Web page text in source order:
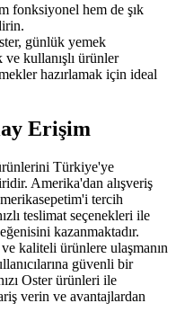
fonksiyonel hem de şık
günlük yemek
ve kullanışlı ürünler
hazırlamak için ideal
Erişim
Türkiye'ye
Amerika'dan alışveriş
tercih
teslimat seçenekleri ile
kazanmaktadır.
kaliteli ürünlere ulaşmanın
güvenli bir
Oster ürünleri ile
verin ve avantajlardan